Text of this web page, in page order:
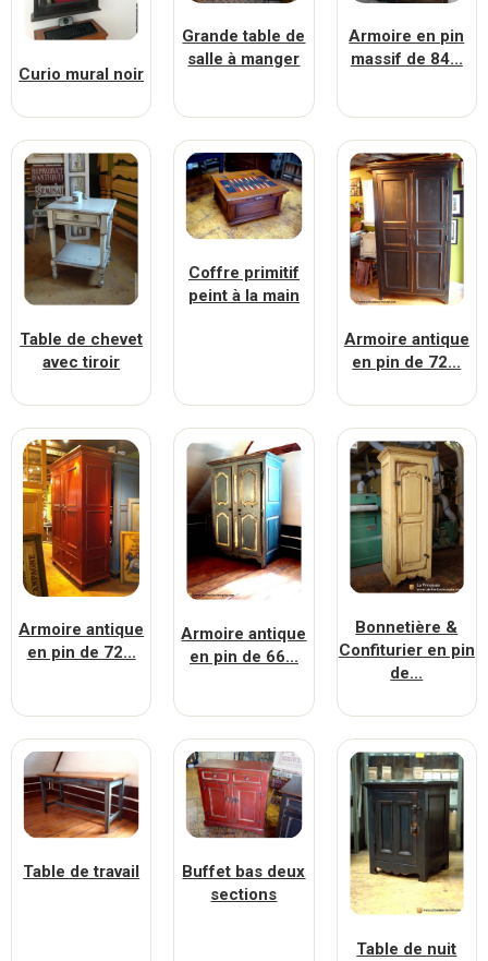
Curio mural noir
Grande table de
salle à manger
Armoire en pin
massif de 84...
Table de chevet
avec tiroir
Coffre primitif
peint à la main
Armoire antique
en pin de 72...
Armoire antique
en pin de 72...
Armoire antique
en pin de 66...
Bonnetière &
Confiturier en pin
de...
Table de travail
Buffet bas deux
sections
Table de nuit